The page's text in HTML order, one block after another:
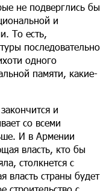
не подверглись бы
и
То есть,
последовательно
одного
памяти, какие-
и
со всеми
И в Армении
власть, кто бы
столкнется с
власть страны будет